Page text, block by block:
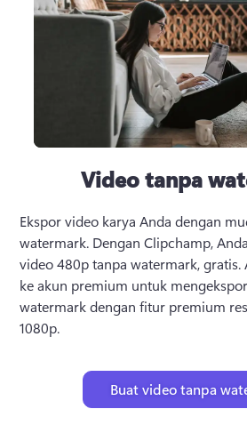
Video tanpa
Ekspor video karya Anda dengan
watermark. Dengan Clipchamp,
video 480p tanpa watermark, gratis.
ke akun premium untuk
watermark dengan fitur premium
1080p.
Buat video tanpa